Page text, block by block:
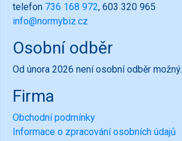
telefon 736 168 972, 603 320 965
info@normybiz.cz
Osobní odběr
Od února 2026 není osobní odběr možný.
Firma
Obchodní podmínky
Informace o zpracování osobních údajů